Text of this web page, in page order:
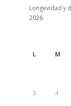
Longevidad y
2026
L M
3 4